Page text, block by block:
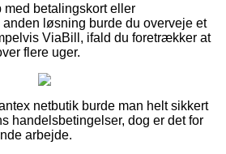
betalingskort eller
løsning burde du overveje et
ViaBill, ifald du foretrækker at
flere uger.
netbutik burde man helt sikkert
handelsbetingelser, dog er det for
arbejde.